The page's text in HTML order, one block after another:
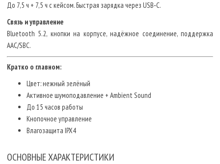
До 7,5 ч + 7,5 ч с кейсом. Быстрая зарядка через USB‑C.
Связь и управление
Bluetooth 5.2, кнопки на корпусе, надёжное соединение, поддержка
AAC/SBC.
Кратко о главном:
Цвет: нежный зелёный
Активное шумоподавление + Ambient Sound
До 15 часов работы
Кнопочное управление
Влагозащита IPX4
ОСНОВНЫЕ ХАРАКТЕРИСТИКИ